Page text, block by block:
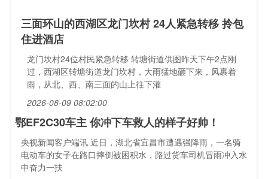
三面环山的西湖区龙门坎村 24人紧急转移 拎包
住进酒店
龙门坎村24位村民紧急转移 转塘街道供图昨天下午2点刚
过，西湖区转塘街道龙门坎村，大雨猛地砸下来，风裹着
雨，从北、西、南三面的山上往下灌
2026-08-09 08:02:00
鄂EF2C30车主 你冲下车救人的样子好帅！
央视新闻客户端讯 近日，湖北省宜昌市遭遇强降雨，一名骑
电动车的女子在路口摔倒被困积水，路过货车司机冒雨冲入水
中奋力一扶